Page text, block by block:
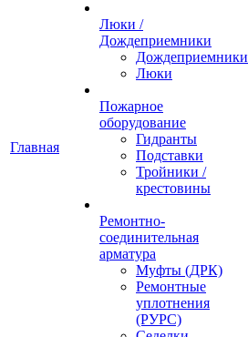
Главная
Люки /
Дождеприемники
Дождеприемники
Люки
Пожарное
оборудование
Гидранты
Подставки
Тройники /
крестовины
Ремонтно-
соединительная
арматура
Муфты (ДРК)
Ремонтные
уплотнения
(РУРС)